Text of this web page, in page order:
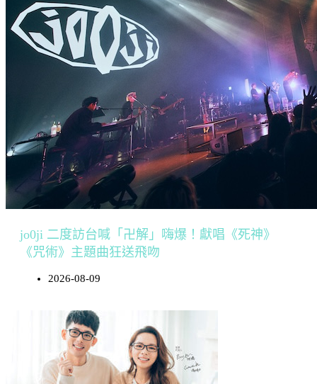
jo0ji 二度訪台喊「卍解」嗨爆！獻唱《死神》
《咒術》主題曲狂送飛吻
2026-08-09